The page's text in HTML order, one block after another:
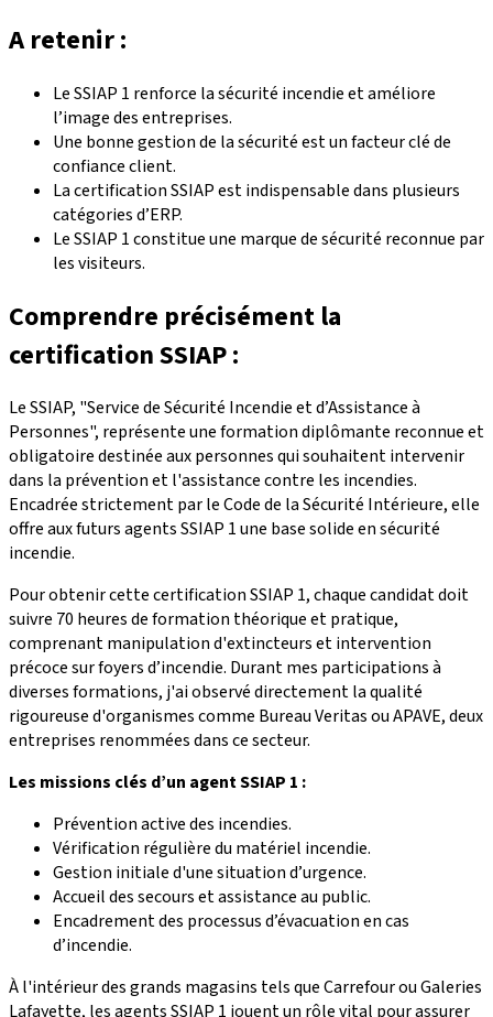
A retenir :
Le SSIAP 1 renforce la sécurité incendie et améliore
l’image des entreprises.
Une bonne gestion de la sécurité est un facteur clé de
confiance client.
La certification SSIAP est indispensable dans plusieurs
catégories d’ERP.
Le SSIAP 1 constitue une marque de sécurité reconnue par
les visiteurs.
Comprendre précisément la
certification SSIAP :
Le SSIAP, "Service de Sécurité Incendie et d’Assistance à
Personnes", représente une formation diplômante reconnue et
obligatoire destinée aux personnes qui souhaitent intervenir
dans la prévention et l'assistance contre les incendies.
Encadrée strictement par le Code de la Sécurité Intérieure, elle
offre aux futurs agents SSIAP 1 une base solide en sécurité
incendie.
Pour obtenir cette certification SSIAP 1, chaque candidat doit
suivre 70 heures de formation théorique et pratique,
comprenant manipulation d'extincteurs et intervention
précoce sur foyers d’incendie. Durant mes participations à
diverses formations, j'ai observé directement la qualité
rigoureuse d'organismes comme Bureau Veritas ou APAVE, deux
entreprises renommées dans ce secteur.
Les missions clés d’un agent SSIAP 1 :
Prévention active des incendies.
Vérification régulière du matériel incendie.
Gestion initiale d'une situation d’urgence.
Accueil des secours et assistance au public.
Encadrement des processus d’évacuation en cas
d’incendie.
À l'intérieur des grands magasins tels que Carrefour ou Galeries
Lafayette, les agents SSIAP 1 jouent un rôle vital pour assurer